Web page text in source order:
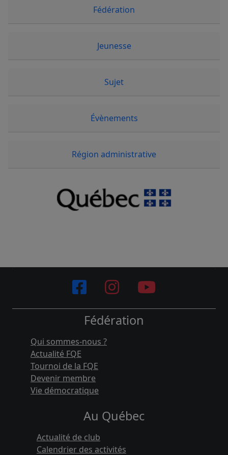
Fédération
Jeunesse
Sujet
Évènements
Région administrative
Fédération
Qui sommes-nous ?
Actualité FQE
Tournoi de la FQE
Devenir membre
Vie démocratique
Au Québec
Actualité de club
Calendrier des activités